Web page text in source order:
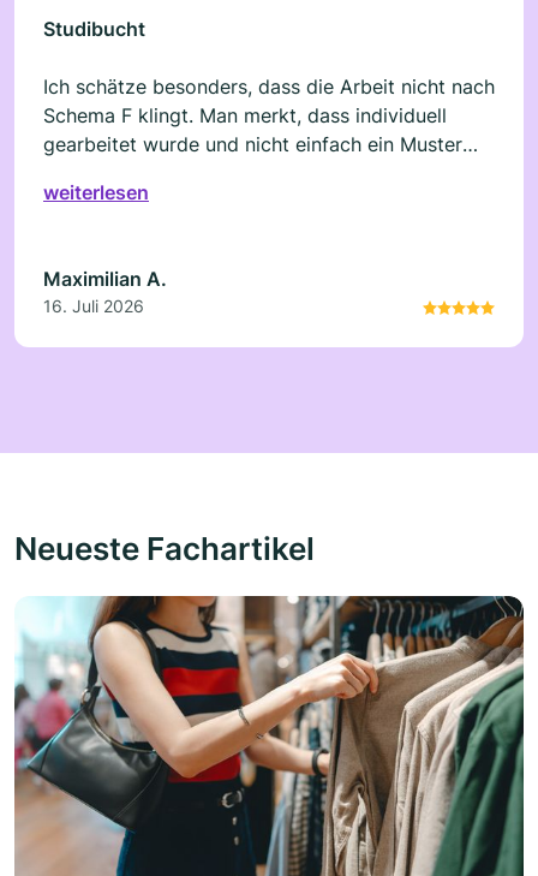
Studibucht
Ich schätze besonders, dass die Arbeit nicht nach
Schema F klingt. Man merkt, dass individuell
gearbeitet wurde und nicht einfach ein Muster
weiterlesen
Maximilian A.
16. Juli 2026
Neueste Fachartikel